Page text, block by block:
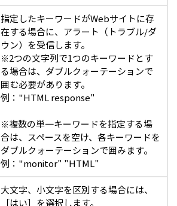
指定したキーワードがWebサイトに存
在する場合に、アラート（トラブル/ダ
ウン）を受信します。
※2つの文字列で1つのキーワードとす
る場合は、ダブルクォーテーションで
囲む必要があります。
例："HTML response"
※複数の単一キーワードを指定する場
合は、スペースを空け、各キーワードを
ダブルクォーテーションで囲みます。
例："monitor" "HTML"
大文字、小文字を区別する場合には、
［はい］を選択します。